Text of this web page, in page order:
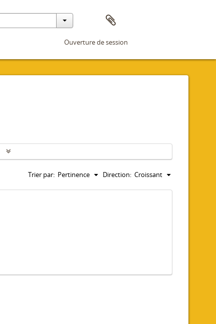
Ouverture de session
Trier par: Pertinence Direction: Croissant